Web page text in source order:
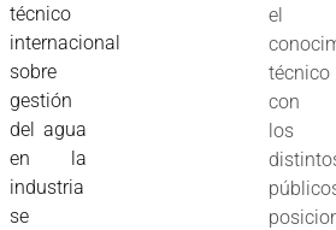
técnico
internacional
sobre
gestión
del agua
en la
industria
se
el
técnico
con
los